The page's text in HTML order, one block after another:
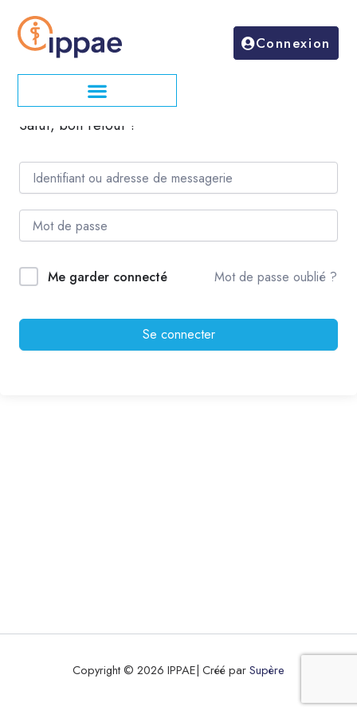
contenu
Connexion
Salut, bon retour !
Me garder connecté Mot de passe oublié ?
Se connecter
Copyright © 2026 IPPAE| Créé parSupère